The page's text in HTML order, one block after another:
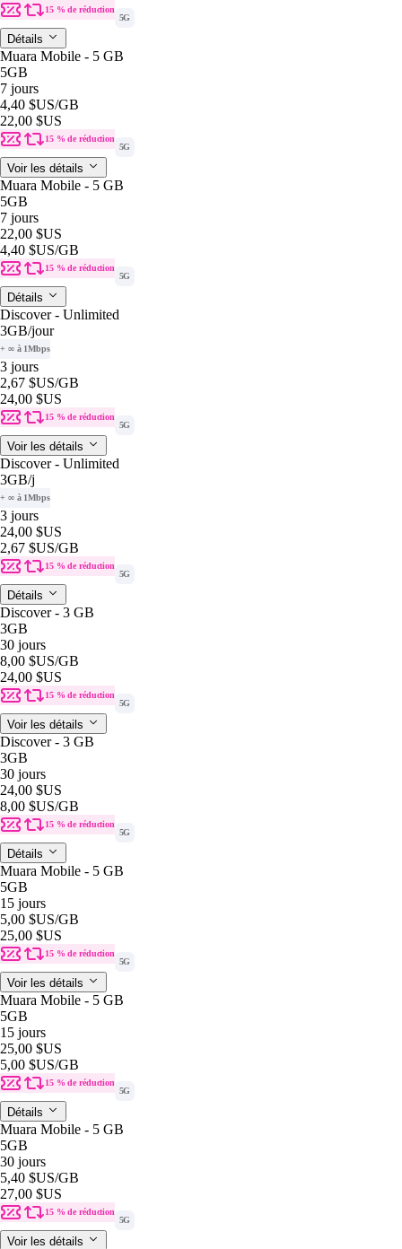
15 % de réduction
5G
Détails
Muara Mobile - 5 GB
5GB
7 jours
4,40 $US/GB
22,00 $US
15 % de réduction
5G
Voir les détails
Muara Mobile - 5 GB
5GB
7 jours
22,00 $US
4,40 $US/GB
15 % de réduction
5G
Détails
Discover - Unlimited
3GB/jour
+ ∞ à 1Mbps
3 jours
2,67 $US/GB
24,00 $US
15 % de réduction
5G
Voir les détails
Discover - Unlimited
3GB/j
+ ∞ à 1Mbps
3 jours
24,00 $US
2,67 $US/GB
15 % de réduction
5G
Détails
Discover - 3 GB
3GB
30 jours
8,00 $US/GB
24,00 $US
15 % de réduction
5G
Voir les détails
Discover - 3 GB
3GB
30 jours
24,00 $US
8,00 $US/GB
15 % de réduction
5G
Détails
Muara Mobile - 5 GB
5GB
15 jours
5,00 $US/GB
25,00 $US
15 % de réduction
5G
Voir les détails
Muara Mobile - 5 GB
5GB
15 jours
25,00 $US
5,00 $US/GB
15 % de réduction
5G
Détails
Muara Mobile - 5 GB
5GB
30 jours
5,40 $US/GB
27,00 $US
15 % de réduction
5G
Voir les détails